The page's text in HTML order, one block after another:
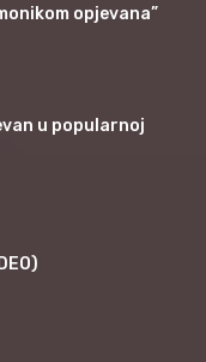
opjevana”
u popularnoj